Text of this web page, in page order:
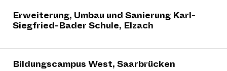
Erweiterung, Umbau und Sanierung Karl-
Siegfried-Bader Schule, Elzach
Bildungscampus West, Saarbrücken